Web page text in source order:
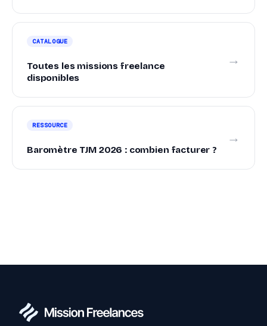
CATALOGUE
Toutes les missions freelance
disponibles
→
RESSOURCE
Baromètre TJM 2026 : combien facturer ?
→